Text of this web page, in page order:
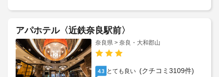
アパホテル〈近鉄奈良駅前〉
奈良県 > 奈良・大和郡山
4.3 とても良い (クチコミ3109件)